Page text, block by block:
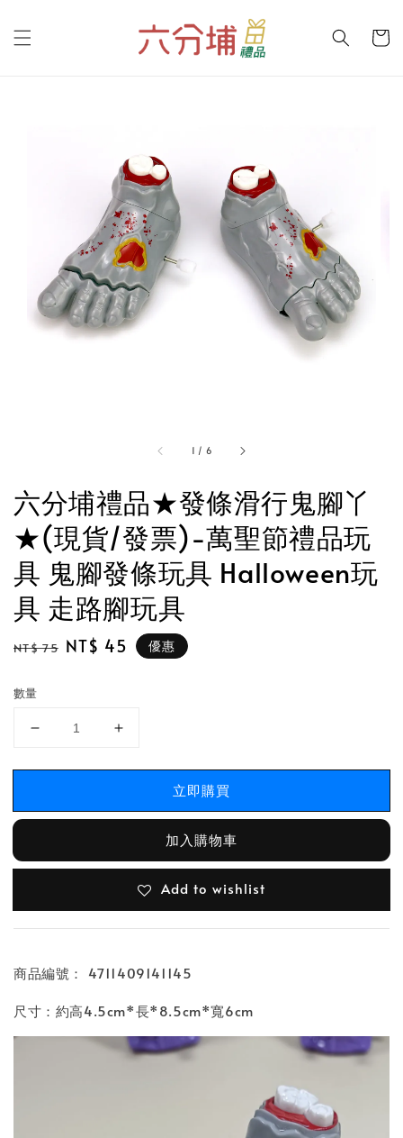
1 / 6
六分埔禮品★發條滑行鬼腳丫
★(現貨/發票)-萬聖節禮品玩
具 鬼腳發條玩具 Halloween玩
具 走路腳玩具
Regular
NT$ 75 Sale
NT$ 45 優惠
數量
立即購買
加入購物車
Add to wishlist
商品編號： 4711409141145
尺寸：約高4.5cm*長*8.5cm*寬6cm